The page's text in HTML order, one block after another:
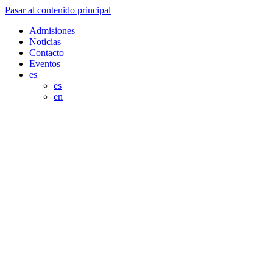
Pasar al contenido principal
Admisiones
Noticias
Contacto
Eventos
es
es
en